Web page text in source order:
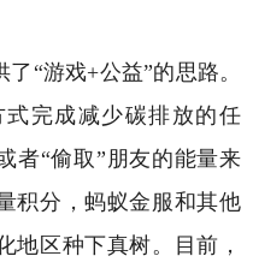
“游戏+公益”的思路。
完成减少碳排放的任
者“偷取”朋友的能量来
积分，蚂蚁金服和其他
地区种下真树。目前，